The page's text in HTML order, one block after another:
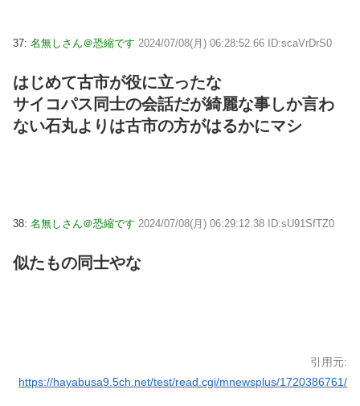
37: 名無しさん＠恐縮です 2024/07/08(月) 06:28:52.66 ID:scaVrDrS0
はじめて古市が役に立ったな
サイコパス同士の会話だが綺麗な事しか言わ
ない石丸よりは古市の方がはるかにマシ
38: 名無しさん＠恐縮です 2024/07/08(月) 06:29:12.38 ID:sU91SfTZ0
似たもの同士やな
引用元:
https://hayabusa9.5ch.net/test/read.cgi/mnewsplus/1720386761/